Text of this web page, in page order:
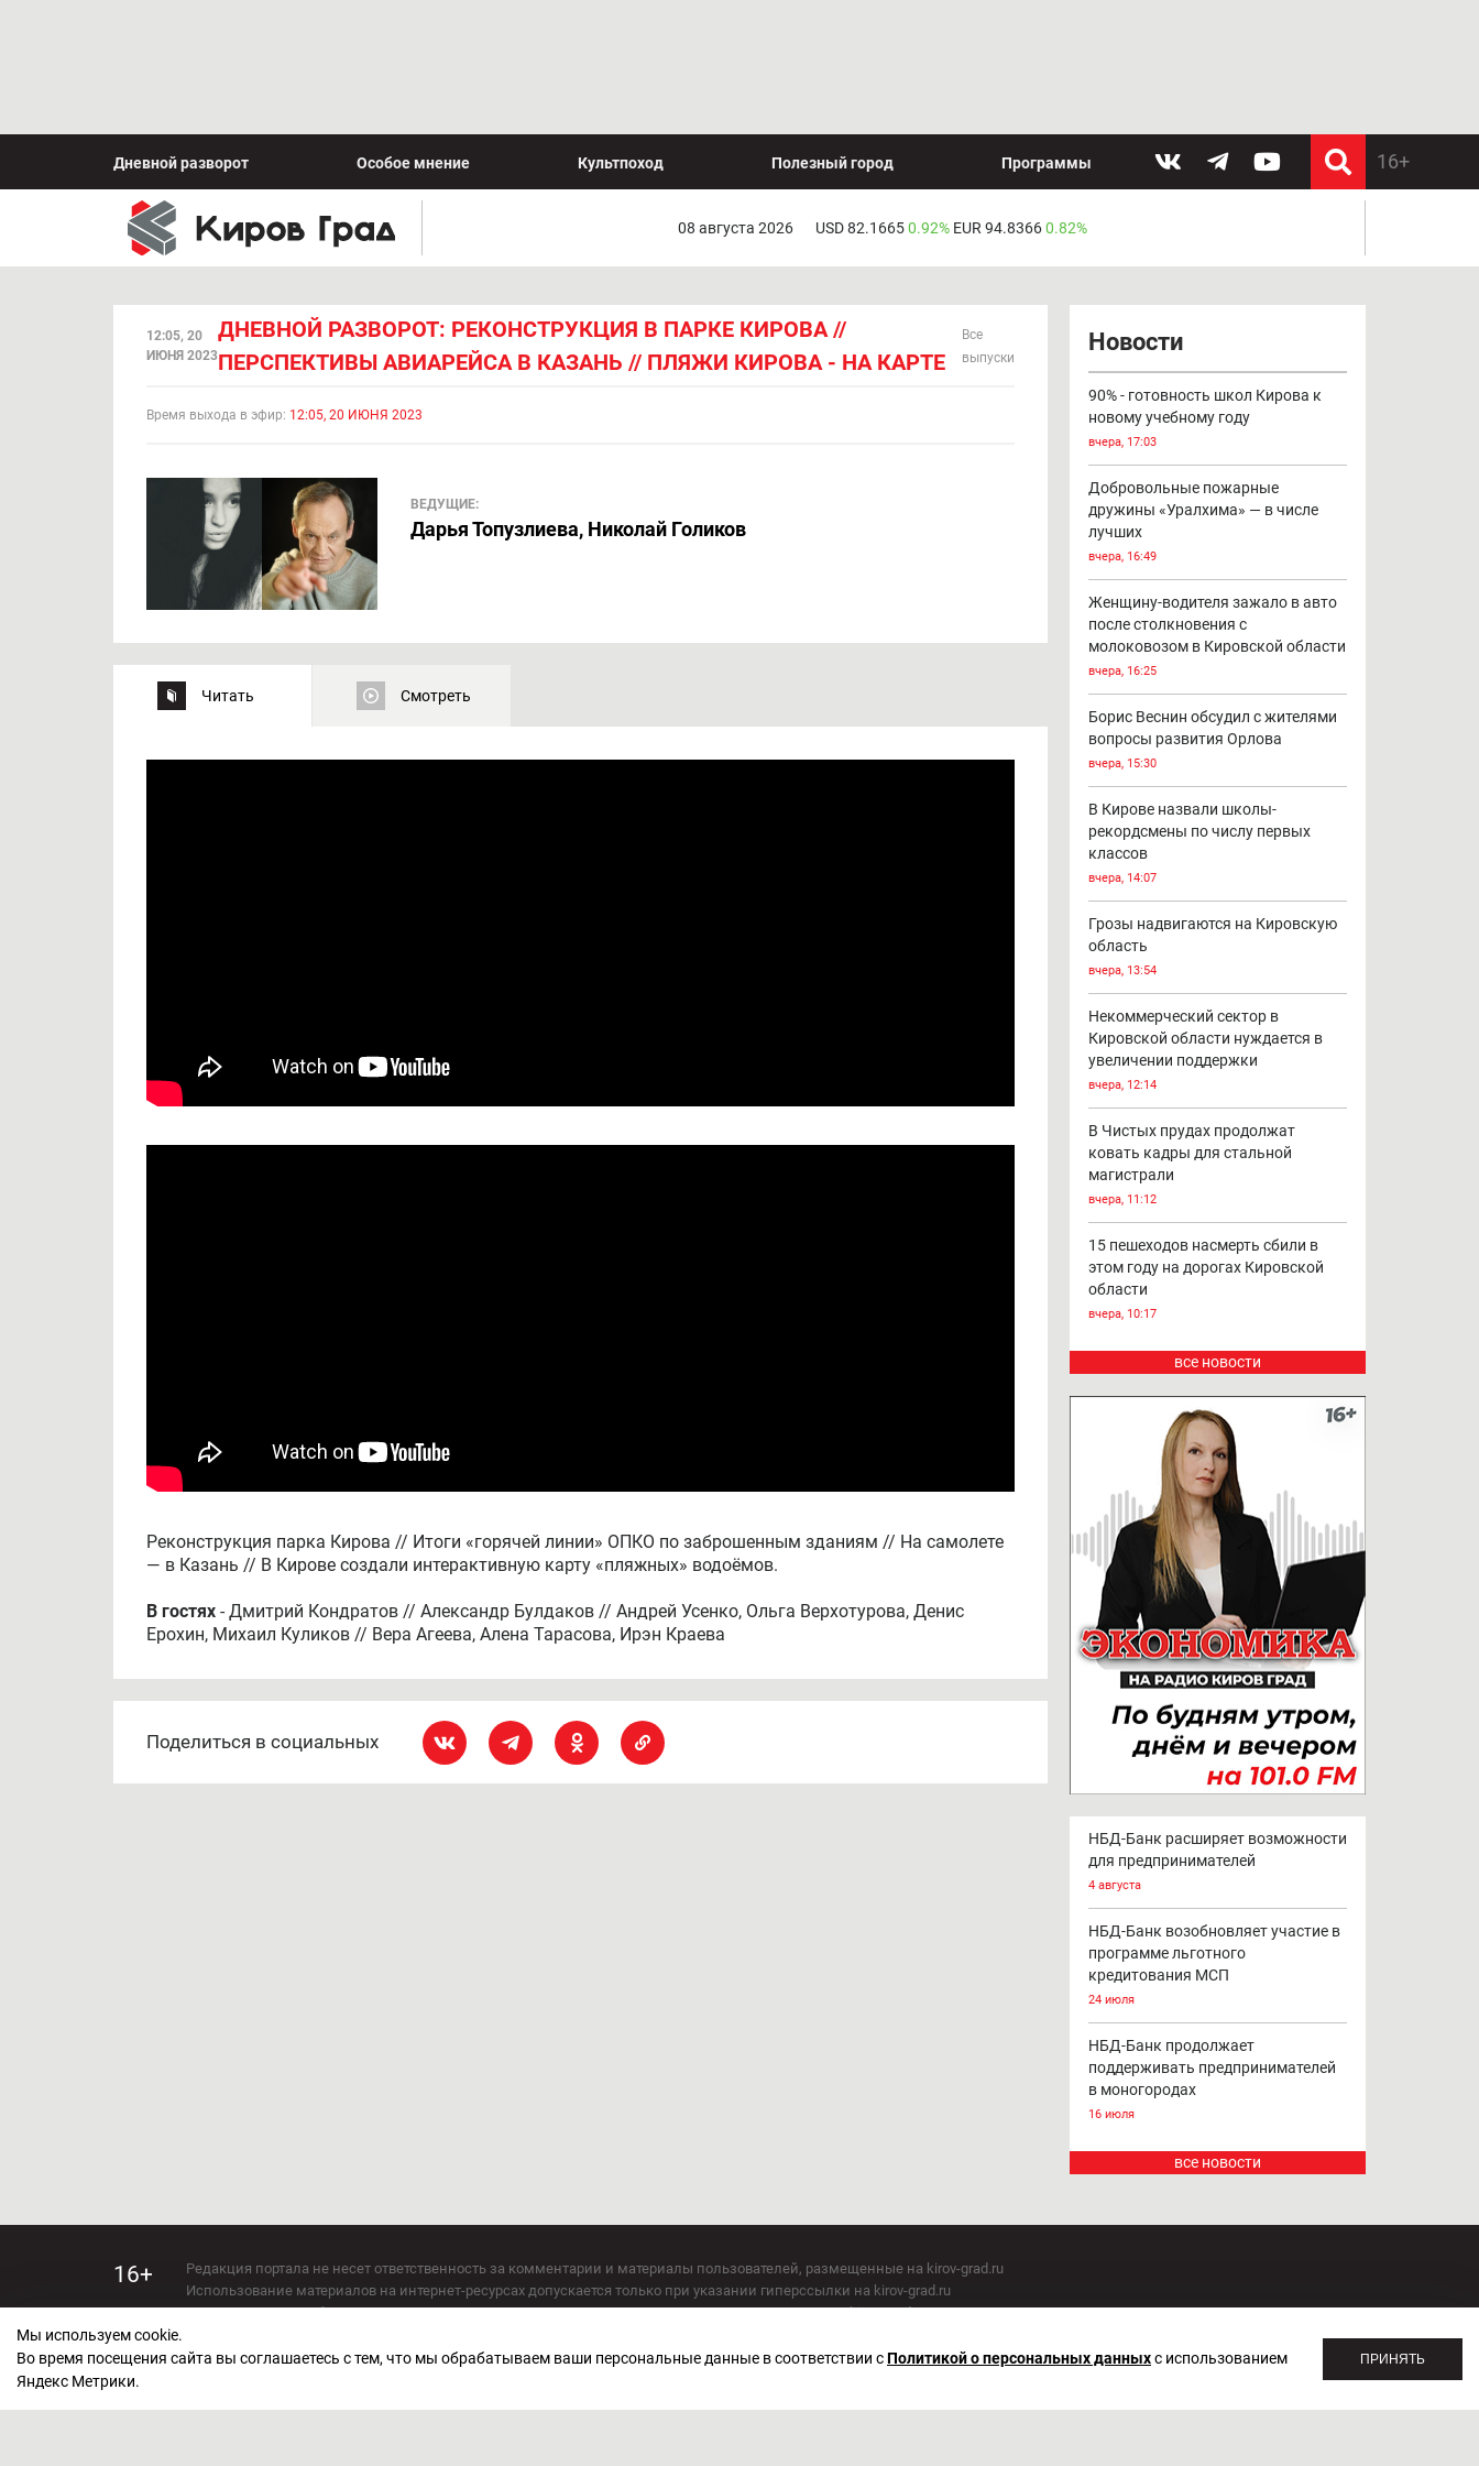
Дневной разворот Особое мнение Культпоход Полезный город Программы
08 августа 2026 USD 82.16650.92% EUR 94.83660.82%
12:05, 20
ИЮНЯ 2023
ДНЕВНОЙ РАЗВОРОТ: РЕКОНСТРУКЦИЯ В ПАРКЕ КИРОВА //
ПЕРСПЕКТИВЫ АВИАРЕЙСА В КАЗАНЬ // ПЛЯЖИ КИРОВА - НА КАРТЕ
Все
выпуски
Время выхода в эфир: 12:05, 20 ИЮНЯ 2023
ВЕДУЩИЕ:
Дарья Топузлиева, Николай Голиков
Читать Смотреть
Реконструкция парка Кирова // Итоги «горячей линии» ОПКО по заброшенным зданиям // На самолете
— в Казань // В Кирове создали интерактивную карту «пляжных» водоёмов.
В гостях - Дмитрий Кондратов // Александр Булдаков // Андрей Усенко, Ольга Верхотурова, Денис
Ерохин, Михаил Куликов // Вера Агеева, Алена Тарасова, Ирэн Краева
Поделиться в социальных
Новости
90% - готовность школ Кирова к
новому учебному году
вчера, 17:03
Добровольные пожарные
дружины «Уралхима» — в числе
лучших
вчера, 16:49
Женщину-водителя зажало в авто
после столкновения с
молоковозом в Кировской области
вчера, 16:25
Борис Веснин обсудил с жителями
вопросы развития Орлова
вчера, 15:30
В Кирове назвали школы-
рекордсмены по числу первых
классов
вчера, 14:07
Грозы надвигаются на Кировскую
область
вчера, 13:54
Некоммерческий сектор в
Кировской области нуждается в
увеличении поддержки
вчера, 12:14
В Чистых прудах продолжат
ковать кадры для стальной
магистрали
вчера, 11:12
15 пешеходов насмерть сбили в
этом году на дорогах Кировской
области
вчера, 10:17
все новости
НБД-Банк расширяет возможности
для предпринимателей
4 августа
НБД-Банк возобновляет участие в
программе льготного
кредитования МСП
24 июля
НБД-Банк продолжает
поддерживать предпринимателей
в моногородах
16 июля
все новости
16+
Редакция портала не несет ответственность за комментарии и материалы пользователей, размещенные на kirov-grad.ru
Использование материалов на интернет-ресурсах допускается только при указании гиперссылки на kirov-grad.ru
Использование любых материалов настоящего СМИ допускается только при указании на ресурс: kirov-grad.ru
СМИ зарегистрировано Федеральной службой по надзору в сфере связи, информационных технологий и массовых коммуникаций 20.07.2018. Регистрационный номер ЭЛ №
Мы используем cookie.
Во время посещения сайта вы соглашаетесь с тем, что мы обрабатываем ваши персональные данные в соответствии сПолитикой о персональных данныхс использованием
Яндекс Метрики.
ПРИНЯТЬ